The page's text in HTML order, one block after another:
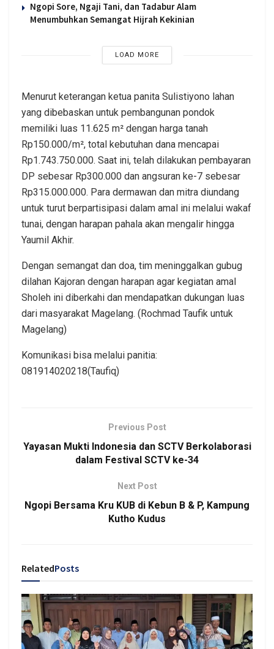
Ngopi Sore, Ngaji Tani, dan Tadabur Alam
Menumbuhkan Semangat Hijrah Kekinian
LOAD MORE
Menurut keterangan ketua panita Sulistiyono lahan
yang dibebaskan untuk pembangunan pondok
memiliki luas 11.625 m² dengan harga tanah
Rp150.000/m², total kebutuhan dana mencapai
Rp1.743.750.000. Saat ini, telah dilakukan pembayaran
DP sebesar Rp300.000 dan angsuran ke-7 sebesar
Rp315.000.000. Para dermawan dan mitra diundang
untuk turut berpartisipasi dalam amal ini melalui wakaf
tunai, dengan harapan pahala akan mengalir hingga
Yaumil Akhir.
Dengan semangat dan doa, tim meninggalkan gubug
dilahan Kajoran dengan harapan agar kegiatan amal
Sholeh ini diberkahi dan mendapatkan dukungan luas
dari masyarakat Magelang. (Rochmad Taufik untuk
Magelang)
Komunikasi bisa melalui panitia:
081914020218(Taufiq)
Previous Post
Yayasan Mukti Indonesia dan SCTV Berkolaborasi
dalam Festival SCTV ke-34
Next Post
Ngopi Bersama Kru KUB di Kebun B & P, Kampung
Kutho Kudus
RelatedPosts